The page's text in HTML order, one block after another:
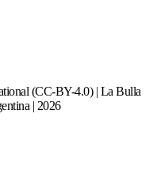
(CC-BY-4.0) | La Bulla
| 2026